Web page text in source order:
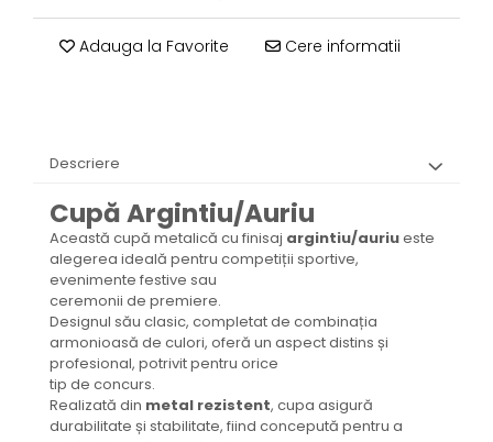
Adauga la Favorite Cere informatii
Descriere
Cupă Argintiu/Auriu
Această cupă metalică cu finisaj argintiu/auriueste
alegerea ideală pentru competiții sportive,
evenimente festive sau
ceremonii de premiere.
Designul său clasic, completat de combinația
armonioasă de culori, oferă un aspect distins și
profesional, potrivit pentru orice
tip de concurs.
Realizată din metal rezistent, cupa asigură
durabilitate și stabilitate, fiind concepută pentru a